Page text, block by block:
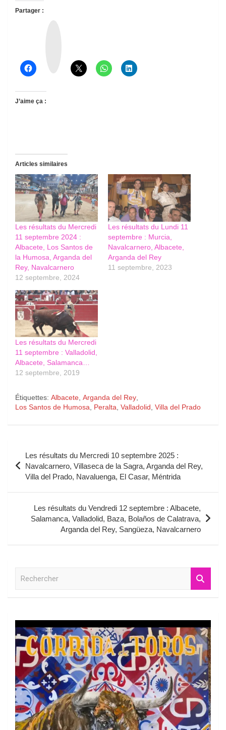
Partager :
J’aime ça :
Articles similaires
Les résultats du Mercredi
11 septembre 2024 :
Albacete, Los Santos de
la Humosa, Arganda del
Rey, Navalcarnero
12 septembre, 2024
Les résultats du Lundi 11
septembre : Murcia,
Navalcarnero, Albacete,
Arganda del Rey
11 septembre, 2023
Les résultats du Mercredi
11 septembre : Valladolid,
Albacete, Salamanca…
12 septembre, 2019
Étiquettes: Albacete, Arganda del Rey,
Los Santos de Humosa, Peralta, Valladolid, Villa del Prado
de
l’article
Les résultats du Mercredi 10 septembre 2025 :
Navalcarnero, Villaseca de la Sagra, Arganda del Rey,
Villa del Prado, Navaluenga, El Casar, Méntrida
Les résultats du Vendredi 12 septembre : Albacete,
Salamanca, Valladolid, Baza, Bolaños de Calatrava,
Arganda del Rey, Sangüeza, Navalcarnero
r
c
h
e
r